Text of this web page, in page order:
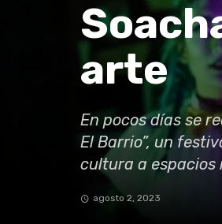
arte
En pocos días se
El Barrio”, un
cultura a espacios
agosto 2, 2023